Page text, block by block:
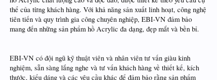
thể của từng khách hàng. Với khả năng sản xuất linh hoạt, công nghệ
tiên tiến và quy trình gia công chuyên nghiệp, EBI-VN đảm bảo
mang đến những sản phẩm hồ Acrylic đa dạng, đẹp mắt và bền bỉ.
EBI-VN có đội ngũ kỹ thuật viên và nhân viên tư vấn giàu kinh
nghiệm, sẵn sàng lắng nghe và tư vấn khách hàng về thiết kế, kích
thước, kiểu dáng và các yêu cầu khác để đảm bảo rằng sản phẩm